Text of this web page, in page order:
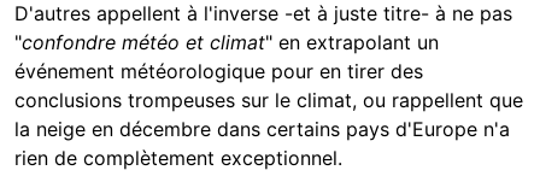
D'autres appellent à l'inverse -et à juste titre- à ne pas
"confondre météo et climat" en extrapolant un
événement météorologique pour en tirer des
conclusions trompeuses sur le climat, ou rappellent que
la neige en décembre dans certains pays d'Europe n'a
rien de complètement exceptionnel.